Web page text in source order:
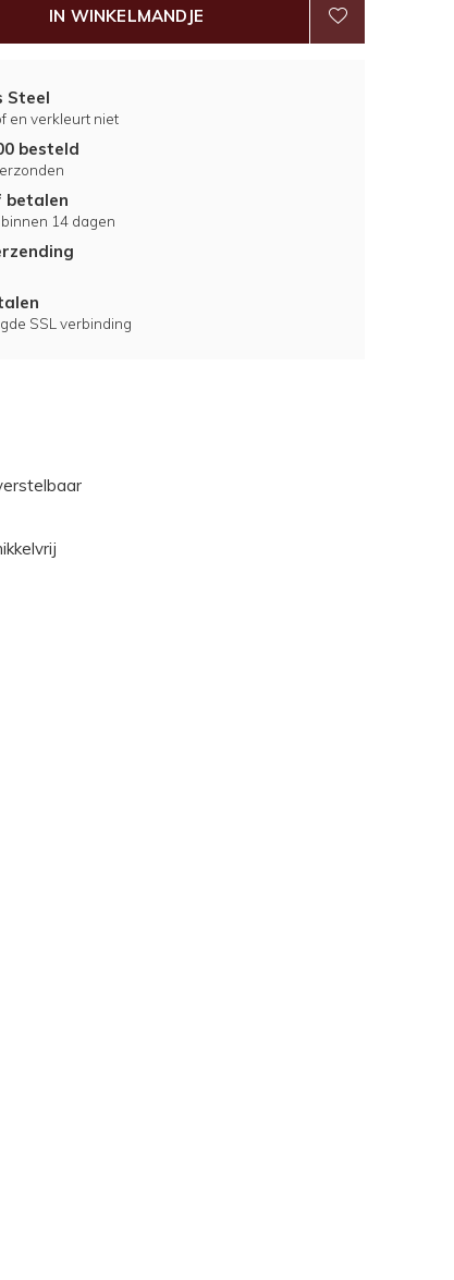
IN WINKELMANDJE
Steel
en verkleurt niet
besteld
betalen
14 dagen
SSL verbinding